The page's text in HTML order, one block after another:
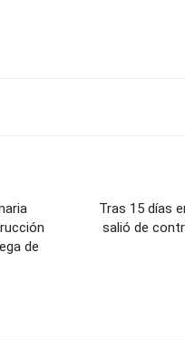
de
Tras 15 días
salió de